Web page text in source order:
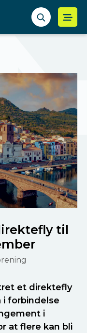
til
et direktefly
i forbindelse
i
at flere kan bli